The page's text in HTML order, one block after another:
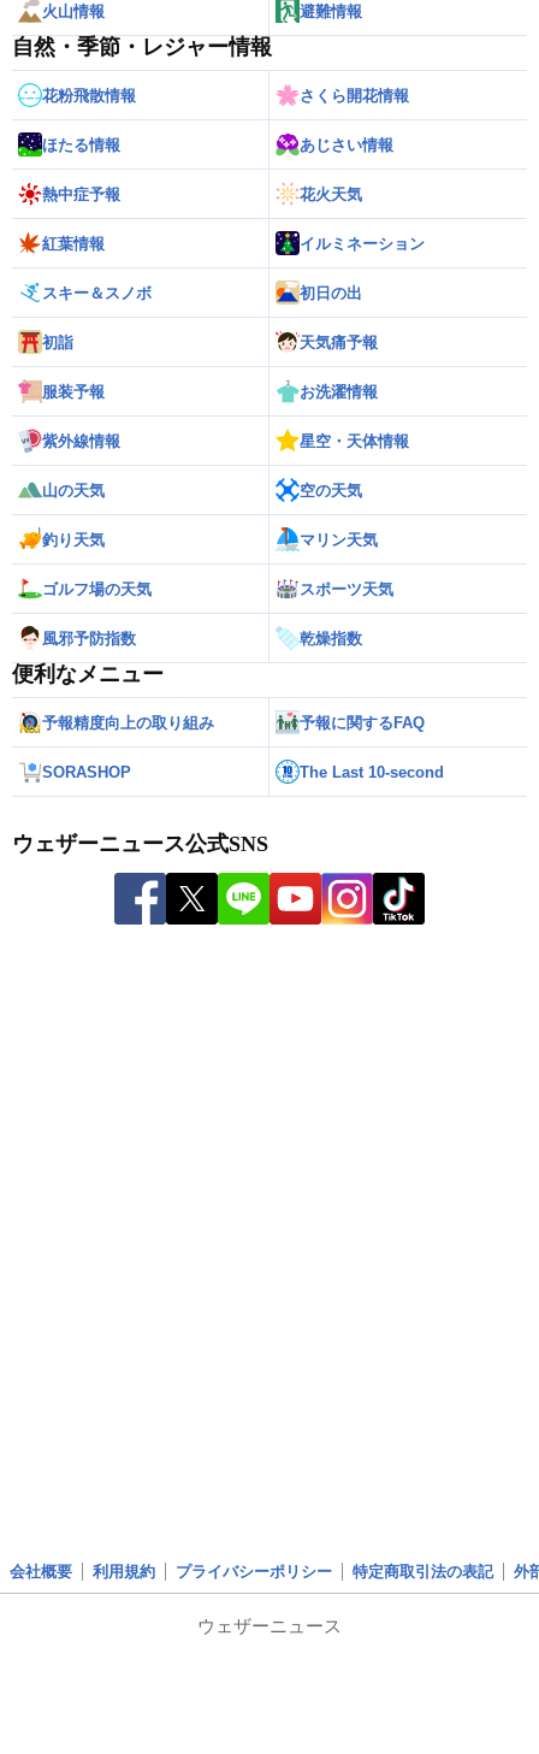
火山情報 避難情報
自然・季節・レジャー情報
花粉飛散情報 さくら開花情報
ほたる情報 あじさい情報
熱中症予報 花火天気
紅葉情報 イルミネーション
スキー＆スノボ 初日の出
初詣 天気痛予報
服装予報 お洗濯情報
紫外線情報 星空・天体情報
山の天気 空の天気
釣り天気 マリン天気
ゴルフ場の天気 スポーツ天気
風邪予防指数 乾燥指数
便利なメニュー
予報精度向上の取り組み 予報に関するFAQ
SORASHOP The Last 10-second
ウェザーニュース公式SNS
会社概要 利用規約 プライバシーポリシー 特定商取引法の表記 外
ウェザーニュース